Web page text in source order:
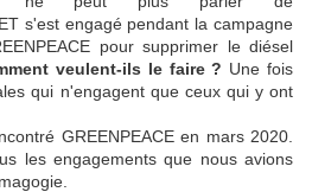
s'est engagé pendant la campagne
pour supprimer le diésel
veulent-ils le faire ? Une fois
qui n'engagent que ceux qui y ont
GREENPEACE en mars 2020.
les engagements que nous avions